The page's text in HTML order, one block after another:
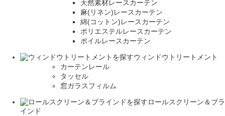
天然素材レースカーテン
麻(リネン)レースカーテン
綿(コットン)レースカーテン
ポリエステルレースカーテン
ボイルレースカーテン
ウィンドウトリートメント
カーテンレール
タッセル
窓ガラスフィルム
ロールスクリーン＆ブラ
インド